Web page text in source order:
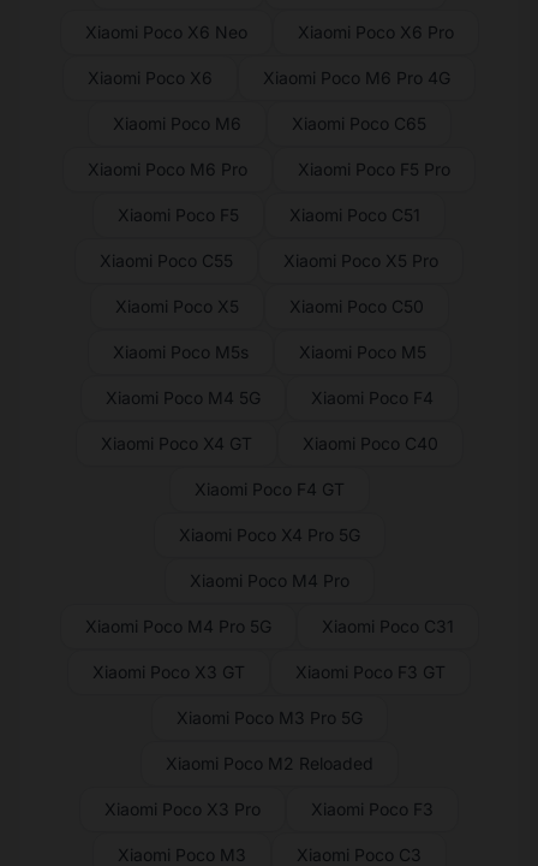
Xiaomi Poco X6 Neo Xiaomi Poco X6 Pro
Xiaomi Poco X6 Xiaomi Poco M6 Pro 4G
Xiaomi Poco M6 Xiaomi Poco C65
Xiaomi Poco M6 Pro Xiaomi Poco F5 Pro
Xiaomi Poco F5 Xiaomi Poco C51
Xiaomi Poco C55 Xiaomi Poco X5 Pro
Xiaomi Poco X5 Xiaomi Poco C50
Xiaomi Poco M5s Xiaomi Poco M5
Xiaomi Poco M4 5G Xiaomi Poco F4
Xiaomi Poco X4 GT Xiaomi Poco C40
Xiaomi Poco F4 GT
Xiaomi Poco X4 Pro 5G
Xiaomi Poco M4 Pro
Xiaomi Poco M4 Pro 5G Xiaomi Poco C31
Xiaomi Poco X3 GT Xiaomi Poco F3 GT
Xiaomi Poco M3 Pro 5G
Xiaomi Poco M2 Reloaded
Xiaomi Poco X3 Pro Xiaomi Poco F3
Xiaomi Poco M3 Xiaomi Poco C3